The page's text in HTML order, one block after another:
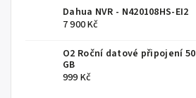
Dahua NVR - N420108HS-EI2
7 900 Kč
O2 Roční datové připojení 50
GB
999 Kč